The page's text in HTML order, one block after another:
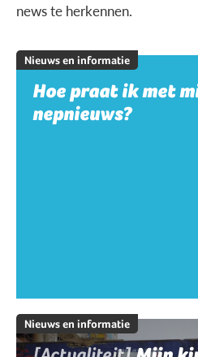
news te herkennen.
Nieuws en informatie
Hoe praat ik met
nepnieuws?
Nieuws en informatie